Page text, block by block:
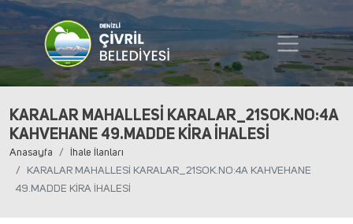
KARALAR MAHALLESİ KARALAR_21SOK.NO:4A
KAHVEHANE 49.MADDE KİRA İHALESİ
Anasayfa
İhale İlanları
KARALAR MAHALLESİ KARALAR_21SOK.NO:4A KAHVEHANE
49.MADDE KİRA İHALESİ